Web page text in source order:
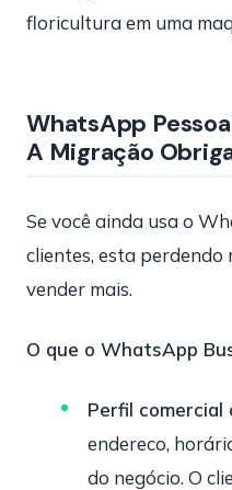
floricultura em uma
WhatsApp
A Migração
Se você ainda usa o
clientes, esta
vender mais.
O que o WhatsApp
Perfil comercial
endereco,
do negócio. O